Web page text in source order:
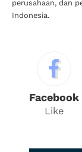
perusahaan, dan
Indonesia.
Facebook
Like